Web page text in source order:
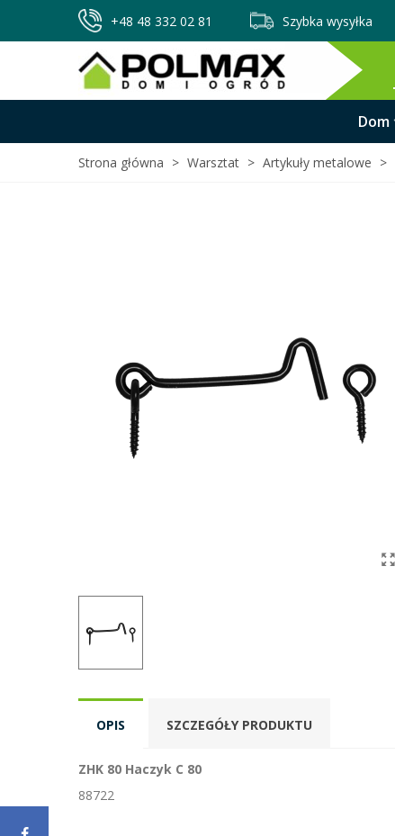
+48 48 332 02 81 Szybka wysyłka
Dom
Strona główna > Warsztat > Artykuły metalowe >
OPIS SZCZEGÓŁY PRODUKTU
ZHK 80 Haczyk C 80
88722